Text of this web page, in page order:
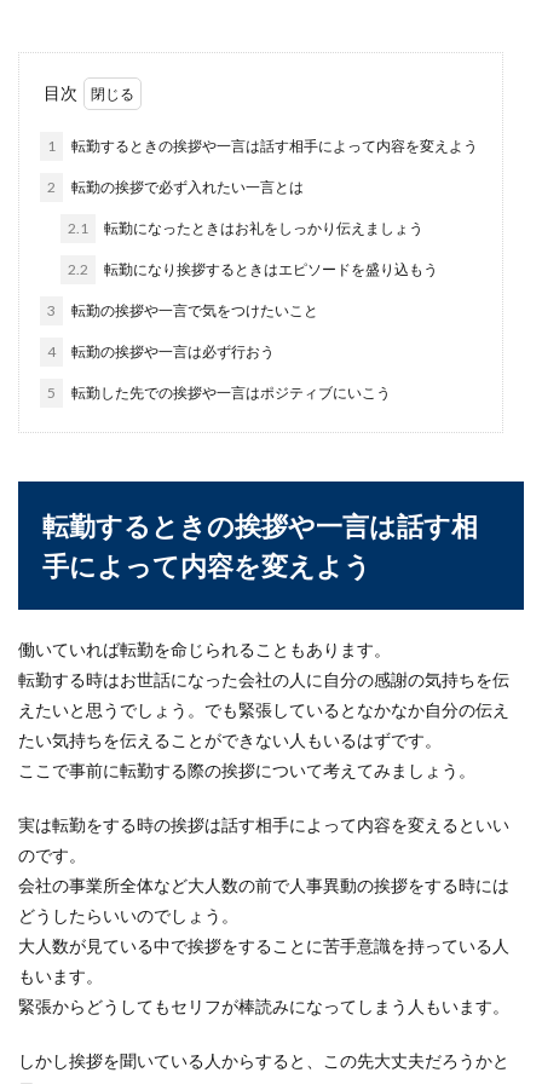
つい夢中になってしまいますよね。もしラジオに
出演...
法事の香典で新札を使えるのか。覚え
ておきたい香典のマナー
法事や葬儀の場合の香典には、新札は避けた方が
顔合わせの食事会で進行役をする場合
のセリフ例と注意点について
った場合、どの場面でどんなセリフを言っていい
のか悩んでし...
パーティーに適した服装。メンズの間
違いない服装選び
な服装で出席すればよいのかわからないという方
はいませんか...
花束の渡し方と向きにはマナーがあ
目次
1 転勤するときの挨拶や一言は話す相手によって内容を変えよう
2 転勤の挨拶で必ず入れたい一言とは
2.1 転勤になったときはお礼をしっかり伝えましょう
2.2 転勤になり挨拶するときはエピソードを盛り込もう
3 転勤の挨拶や一言で気をつけたいこと
4 転勤の挨拶や一言は必ず行おう
5 転勤した先での挨拶や一言はポジティブにいこう
転勤するときの挨拶や一言は話す相
手によって内容を変えよう
働いていれば転勤を命じられることもあります。
転勤する時はお世話になった会社の人に自分の感謝の気持ちを伝
えたいと思うでしょう。でも緊張しているとなかなか自分の伝え
たい気持ちを伝えることができない人もいるはずです。
ここで事前に転勤する際の挨拶について考えてみましょう。
実は転勤をする時の挨拶は話す相手によって内容を変えるといい
のです。
会社の事業所全体など大人数の前で人事異動の挨拶をする時には
どうしたらいいのでしょう。
大人数が見ている中で挨拶をすることに苦手意識を持っている人
もいます。
緊張からどうしてもセリフが棒読みになってしまう人もいます。
しかし挨拶を聞いている人からすると、この先大丈夫だろうかと